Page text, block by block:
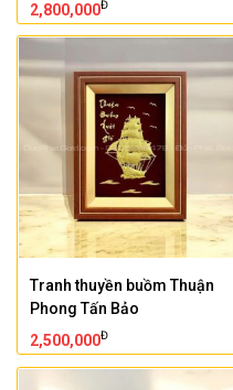
2,800,000Đ
Tranh thuyền buồm Thuận
Phong Tấn Bảo
2,500,000Đ